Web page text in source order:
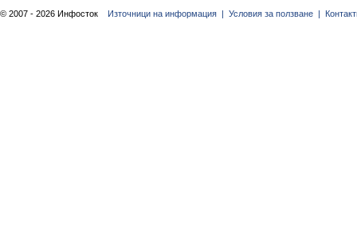
© 2007 - 2026 Инфосток Източници на информация | Условия за ползване |